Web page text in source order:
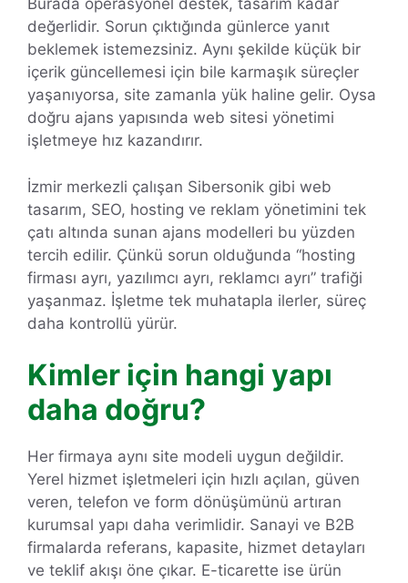
Burada operasyonel destek, tasarım kadar
değerlidir. Sorun çıktığında günlerce yanıt
beklemek istemezsiniz. Aynı şekilde küçük bir
içerik güncellemesi için bile karmaşık süreçler
yaşanıyorsa, site zamanla yük haline gelir. Oysa
doğru ajans yapısında web sitesi yönetimi
işletmeye hız kazandırır.
İzmir merkezli çalışan Sibersonik gibi web
tasarım, SEO, hosting ve reklam yönetimini tek
çatı altında sunan ajans modelleri bu yüzden
tercih edilir. Çünkü sorun olduğunda “hosting
firması ayrı, yazılımcı ayrı, reklamcı ayrı” trafiği
yaşanmaz. İşletme tek muhatapla ilerler, süreç
daha kontrollü yürür.
Kimler için hangi yapı
daha doğru?
Her firmaya aynı site modeli uygun değildir.
Yerel hizmet işletmeleri için hızlı açılan, güven
veren, telefon ve form dönüşümünü artıran
kurumsal yapı daha verimlidir. Sanayi ve B2B
firmalarda referans, kapasite, hizmet detayları
ve teklif akışı öne çıkar. E-ticarette ise ürün